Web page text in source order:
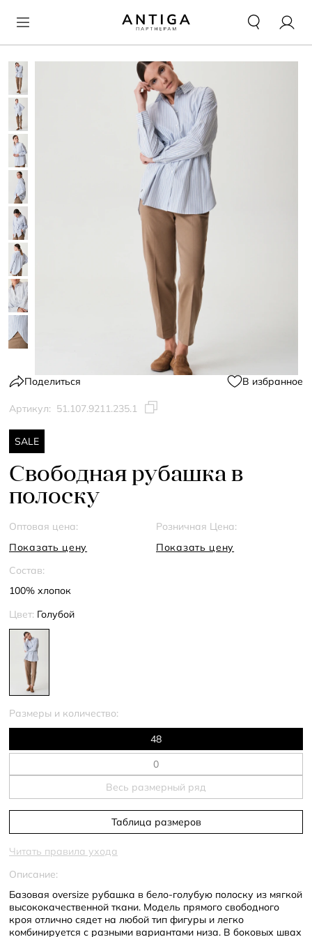
Поделиться В избранное
Артикул: 51.107.9211.235.1
SALE
Свободная рубашка в
полоску
Оптовая цена:
Показать цену
Розничная Цена:
Показать цену
Состав:
100% хлопок
Цвет: Голубой
Размеры и количество:
48
Весь размерный ряд
Таблица размеров
Читать правила ухода
Описание:
Базовая oversize рубашка в бело-голубую полоску из мягкой
высококачественной ткани. Модель прямого свободного
кроя отлично сядет на любой тип фигуры и легко
комбинируется с разными вариантами низа. В боковых швах